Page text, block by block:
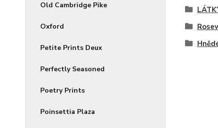
Old Cambridge Pike
Oxford
Petite Prints Deux
Perfectly Seasoned
Poetry Prints
Poinsettia Plaza